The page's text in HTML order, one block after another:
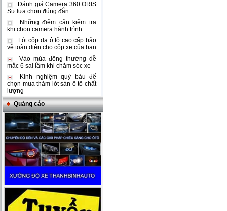
Đánh giá Camera 360 ORIS
Sự lựa chọn đúng đắn
Những điểm cần kiểm tra
khi chọn camera hành trình
Lót cốp da ô tô cao cấp bảo
vệ toàn diện cho cốp xe của bạn
Vào mùa đông thường dễ
mắc 6 sai lầm khi chăm sóc xe
Kinh nghiệm quý báu để
chọn mua thảm lót sàn ô tô chất
lượng
Quảng cáo